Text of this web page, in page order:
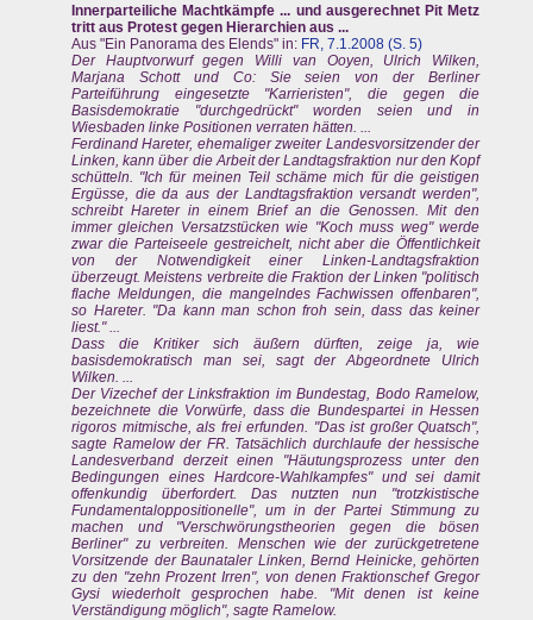
Innerparteiliche Machtkämpfe ... und ausgerechnet Pit Metz
tritt aus Protest gegen Hierarchien aus ...
Aus "Ein Panorama des Elends" in: FR, 7.1.2008 (S. 5)
Der Hauptvorwurf gegen Willi van Ooyen, Ulrich Wilken,
Marjana Schott und Co: Sie seien von der Berliner
Parteiführung eingesetzte "Karrieristen", die gegen die
Basisdemokratie "durchgedrückt" worden seien und in
Wiesbaden linke Positionen verraten hätten. ...
Ferdinand Hareter, ehemaliger zweiter Landesvorsitzender der
Linken, kann über die Arbeit der Landtagsfraktion nur den Kopf
schütteln. "Ich für meinen Teil schäme mich für die geistigen
Ergüsse, die da aus der Landtagsfraktion versandt werden",
schreibt Hareter in einem Brief an die Genossen. Mit den
immer gleichen Versatzstücken wie "Koch muss weg" werde
zwar die Parteiseele gestreichelt, nicht aber die Öffentlichkeit
von der Notwendigkeit einer Linken-Landtagsfraktion
überzeugt. Meistens verbreite die Fraktion der Linken "politisch
flache Meldungen, die mangelndes Fachwissen offenbaren",
so Hareter. "Da kann man schon froh sein, dass das keiner
liest." ...
Dass die Kritiker sich äußern dürften, zeige ja, wie
basisdemokratisch man sei, sagt der Abgeordnete Ulrich
Wilken. ...
Der Vizechef der Linksfraktion im Bundestag, Bodo Ramelow,
bezeichnete die Vorwürfe, dass die Bundespartei in Hessen
rigoros mitmische, als frei erfunden. "Das ist großer Quatsch",
sagte Ramelow der FR. Tatsächlich durchlaufe der hessische
Landesverband derzeit einen "Häutungsprozess unter den
Bedingungen eines Hardcore-Wahlkampfes" und sei damit
offenkundig überfordert. Das nutzten nun "trotzkistische
Fundamentaloppositionelle", um in der Partei Stimmung zu
machen und "Verschwörungstheorien gegen die bösen
Berliner" zu verbreiten. Menschen wie der zurückgetretene
Vorsitzende der Baunataler Linken, Bernd Heinicke, gehörten
zu den "zehn Prozent Irren", von denen Fraktionschef Gregor
Gysi wiederholt gesprochen habe. "Mit denen ist keine
Verständigung möglich", sagte Ramelow.